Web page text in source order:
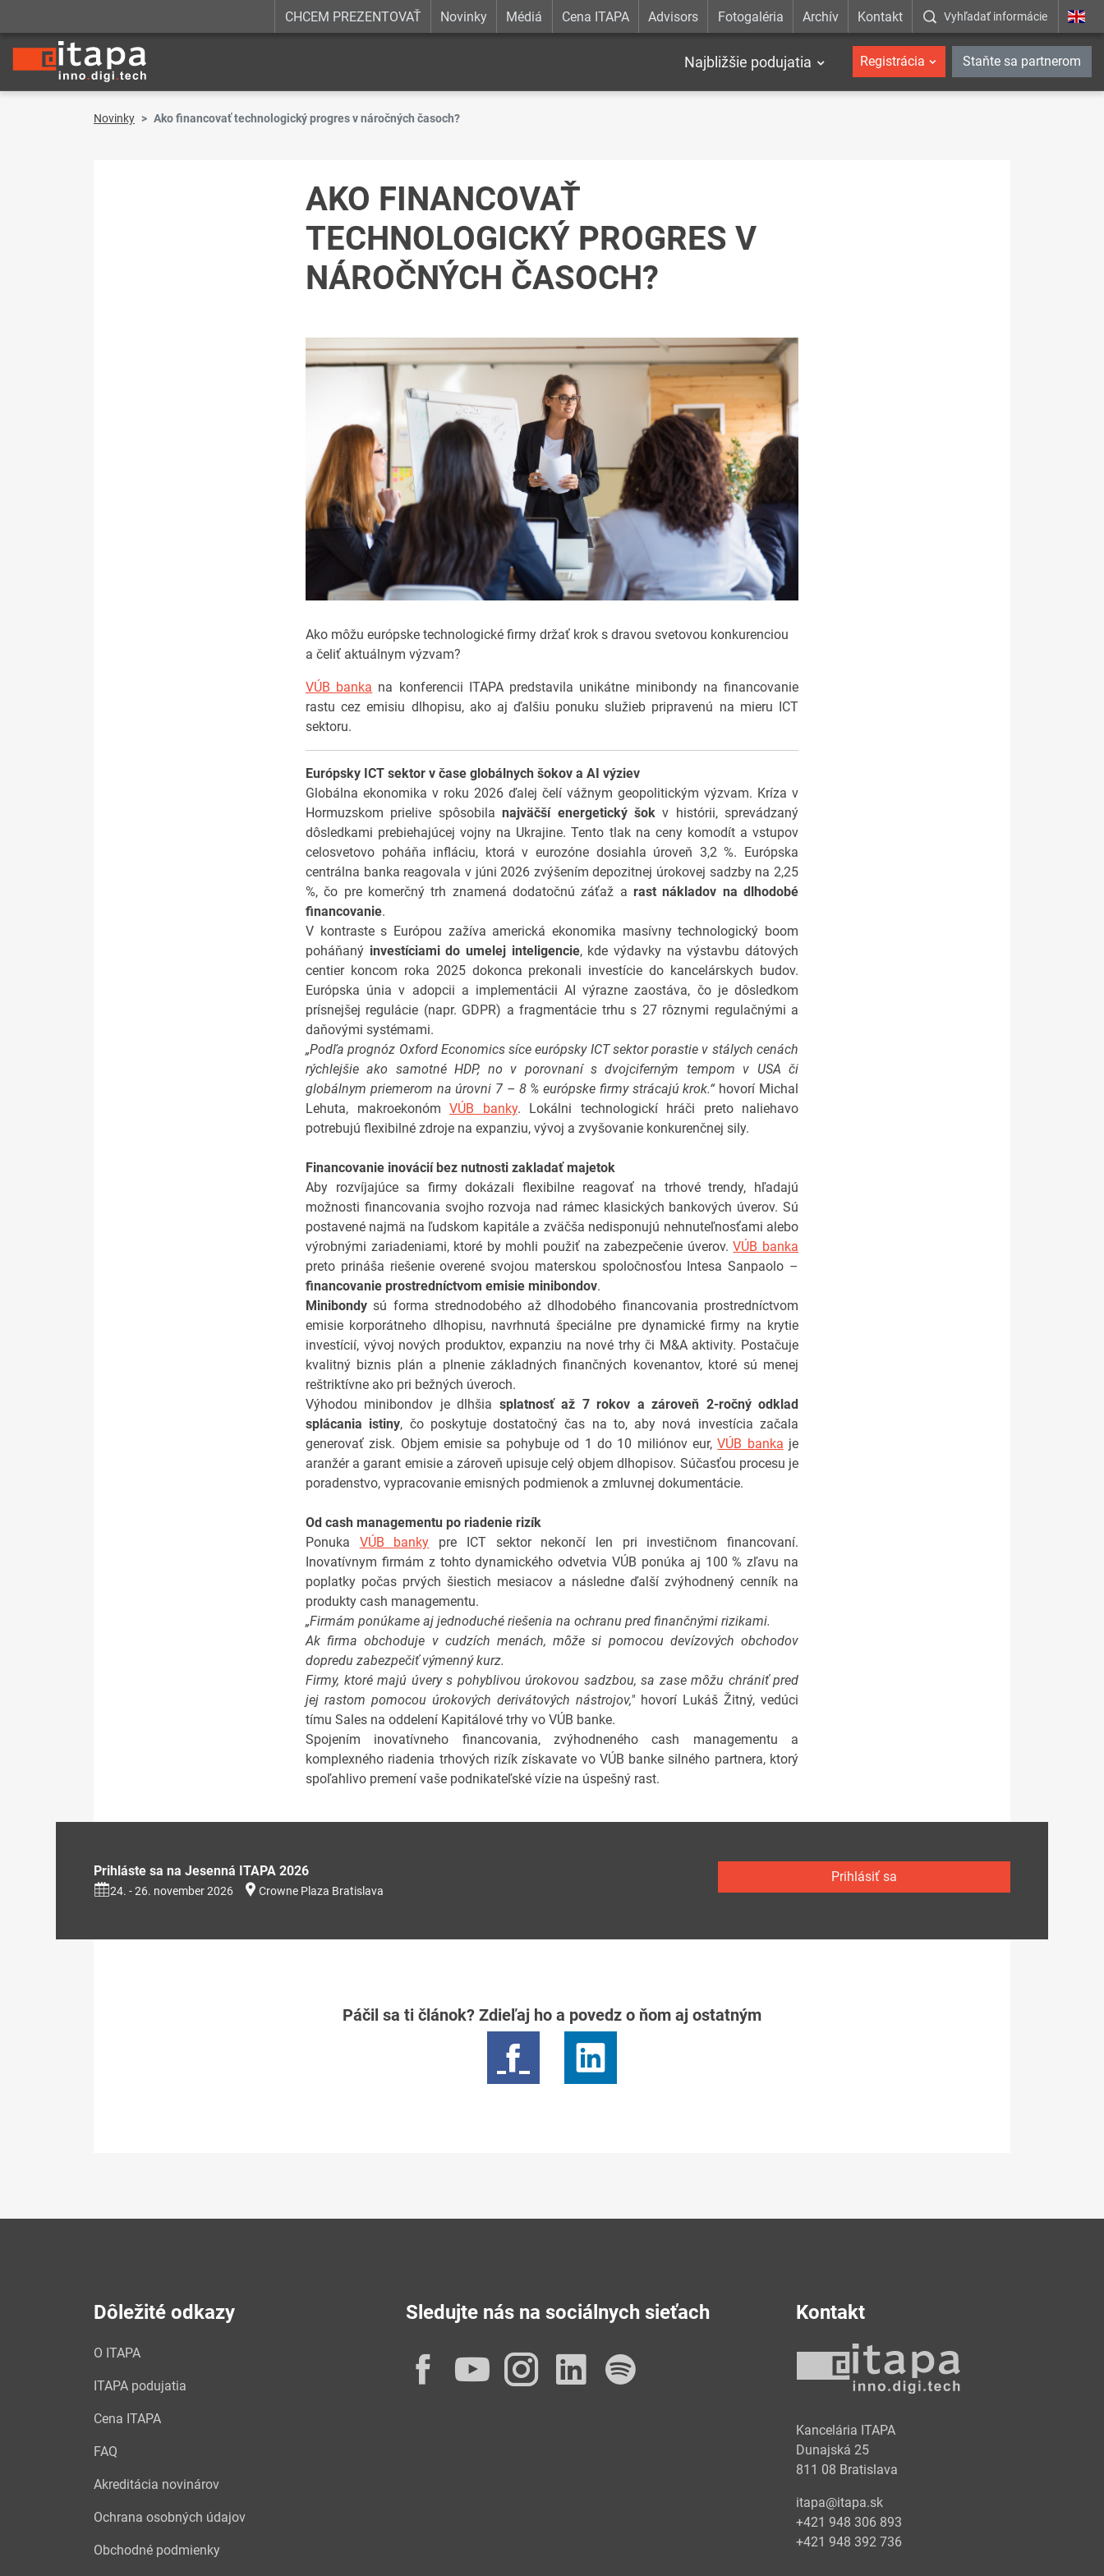
CHCEM PREZENTOVAŤ Novinky Médiá Cena ITAPA Advisors Fotogaléria Archív Kontakt Vyhľadať informácie
Najbližšie podujatia Registrácia Staňte sa partnerom
Novinky Ako financovať technologický progres v náročných časoch?
AKO FINANCOVAŤ
TECHNOLOGICKÝ PROGRES V
NÁROČNÝCH ČASOCH?
Ako môžu európske technologické firmy držať krok s dravou svetovou konkurenciou
a čeliť aktuálnym výzvam?
VÚB banka na konferencii ITAPA predstavila unikátne minibondy na financovanie
rastu cez emisiu dlhopisu, ako aj ďalšiu ponuku služieb pripravenú na mieru ICT
sektoru.
Európsky ICT sektor v čase globálnych šokov a AI výziev
Globálna ekonomika v roku 2026 ďalej čelí vážnym geopolitickým výzvam. Kríza v
Hormuzskom prielive spôsobilanajväčší energetický šokv histórii, sprevádzaný
dôsledkami prebiehajúcej vojny na Ukrajine. Tento tlak na ceny komodít a vstupov
celosvetovo poháňa infláciu, ktorá v eurozóne dosiahla úroveň 3,2 %. Európska
centrálna banka reagovala v júni 2026 zvýšením depozitnej úrokovej sadzby na 2,25
%, čo pre komerčný trh znamená dodatočnú záťaž a rast nákladov na dlhodobé
financovanie.
V kontraste s Európou zažíva americká ekonomika masívny technologický boom
poháňaný investíciami do umelej inteligencie, kde výdavky na výstavbu dátových
centier koncom roka 2025 dokonca prekonali investície do kancelárskych budov.
Európska únia v adopcii a implementácii AI výrazne zaostáva, čo je dôsledkom
prísnejšej regulácie (napr. GDPR) a fragmentácie trhu s 27 rôznymi regulačnými a
daňovými systémami.
„Podľa prognóz Oxford Economics síce európsky ICT sektor porastie v stálych cenách
rýchlejšie ako samotné HDP, no v porovnaní s dvojciferným tempom v USA či
globálnym priemerom na úrovni 7 – 8 % európske firmy strácajú krok.“hovorí Michal
Lehuta, makroekonóm VÚB banky. Lokálni technologickí hráči preto naliehavo
potrebujú flexibilné zdroje na expanziu, vývoj a zvyšovanie konkurenčnej sily.
Financovanie inovácií bez nutnosti zakladať majetok
Aby rozvíjajúce sa firmy dokázali flexibilne reagovať na trhové trendy, hľadajú
možnosti financovania svojho rozvoja nad rámec klasických bankových úverov. Sú
postavené najmä na ľudskom kapitále a zväčša nedisponujú nehnuteľnosťami alebo
výrobnými zariadeniami, ktoré by mohli použiť na zabezpečenie úverov.VÚB banka
preto prináša riešenie overené svojou materskou spoločnosťou Intesa Sanpaolo –
financovanie prostredníctvom emisie minibondov.
Minibondy sú forma strednodobého až dlhodobého financovania prostredníctvom
emisie korporátneho dlhopisu, navrhnutá špeciálne pre dynamické firmy na krytie
investícií, vývoj nových produktov, expanziu na nové trhy či M&A aktivity. Postačuje
kvalitný biznis plán a plnenie základných finančných kovenantov, ktoré sú menej
reštriktívne ako pri bežných úveroch.
Výhodou minibondov je dlhšia splatnosť až 7 rokov a zároveň 2-ročný odklad
splácania istiny, čo poskytuje dostatočný čas na to, aby nová investícia začala
generovať zisk. Objem emisie sa pohybuje od 1 do 10 miliónov eur,VÚB banka je
aranžér a garant emisie a zároveň upisuje celý objem dlhopisov. Súčasťou procesu je
poradenstvo, vypracovanie emisných podmienok a zmluvnej dokumentácie.
Od cash managementu po riadenie rizík
Ponuka VÚB banky pre ICT sektor nekončí len pri investičnom financovaní.
Inovatívnym firmám z tohto dynamického odvetvia VÚB ponúka aj 100 % zľavu na
poplatky počas prvých šiestich mesiacov a následne ďalší zvýhodnený cenník na
produkty cash managementu.
„Firmám ponúkame aj jednoduché riešenia na ochranu pred finančnými rizikami.
Ak firma obchoduje v cudzích menách, môže si pomocou devízových obchodov
dopredu zabezpečiť výmenný kurz.
Firmy, ktoré majú úvery s pohyblivou úrokovou sadzbou, sa zase môžu chrániť pred
jej rastom pomocou úrokových derivátových nástrojov,"hovorí Lukáš Žitný, vedúci
tímu Sales na oddelení Kapitálové trhy vo VÚB banke.
Spojením inovatívneho financovania, zvýhodneného cash managementu a
komplexného riadenia trhových rizík získavate vo VÚB banke silného partnera, ktorý
spoľahlivo premení vaše podnikateľské vízie na úspešný rast.
Prihláste sa na Jesenná ITAPA 2026
24. - 26. november 2026 Crowne Plaza Bratislava
Prihlásiť sa
Páčil sa ti článok? Zdieľaj ho a povedz o ňom aj ostatným
Dôležité odkazy
O ITAPA
ITAPA podujatia
Cena ITAPA
FAQ
Akreditácia novinárov
Ochrana osobných údajov
Obchodné podmienky
Sledujte nás na sociálnych sieťach
Facebook
YouTube
Instagram
LinkedIn
Kontakt
Kancelária ITAPA
Dunajská 25
811 08 Bratislava
itapa@itapa.sk
+421 948 306 893
+421 948 392 736